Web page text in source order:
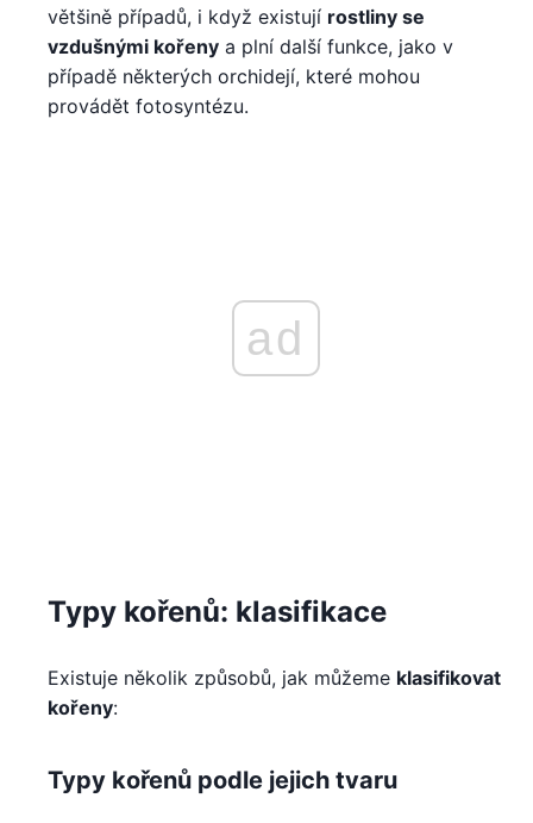
většině případů, i když existují rostliny se
vzdušnými kořeny a plní další funkce, jako v
případě některých orchidejí, které mohou
provádět fotosyntézu.
ad
Typy kořenů: klasifikace
Existuje několik způsobů, jak můžeme klasifikovat
kořeny:
Typy kořenů podle jejich tvaru